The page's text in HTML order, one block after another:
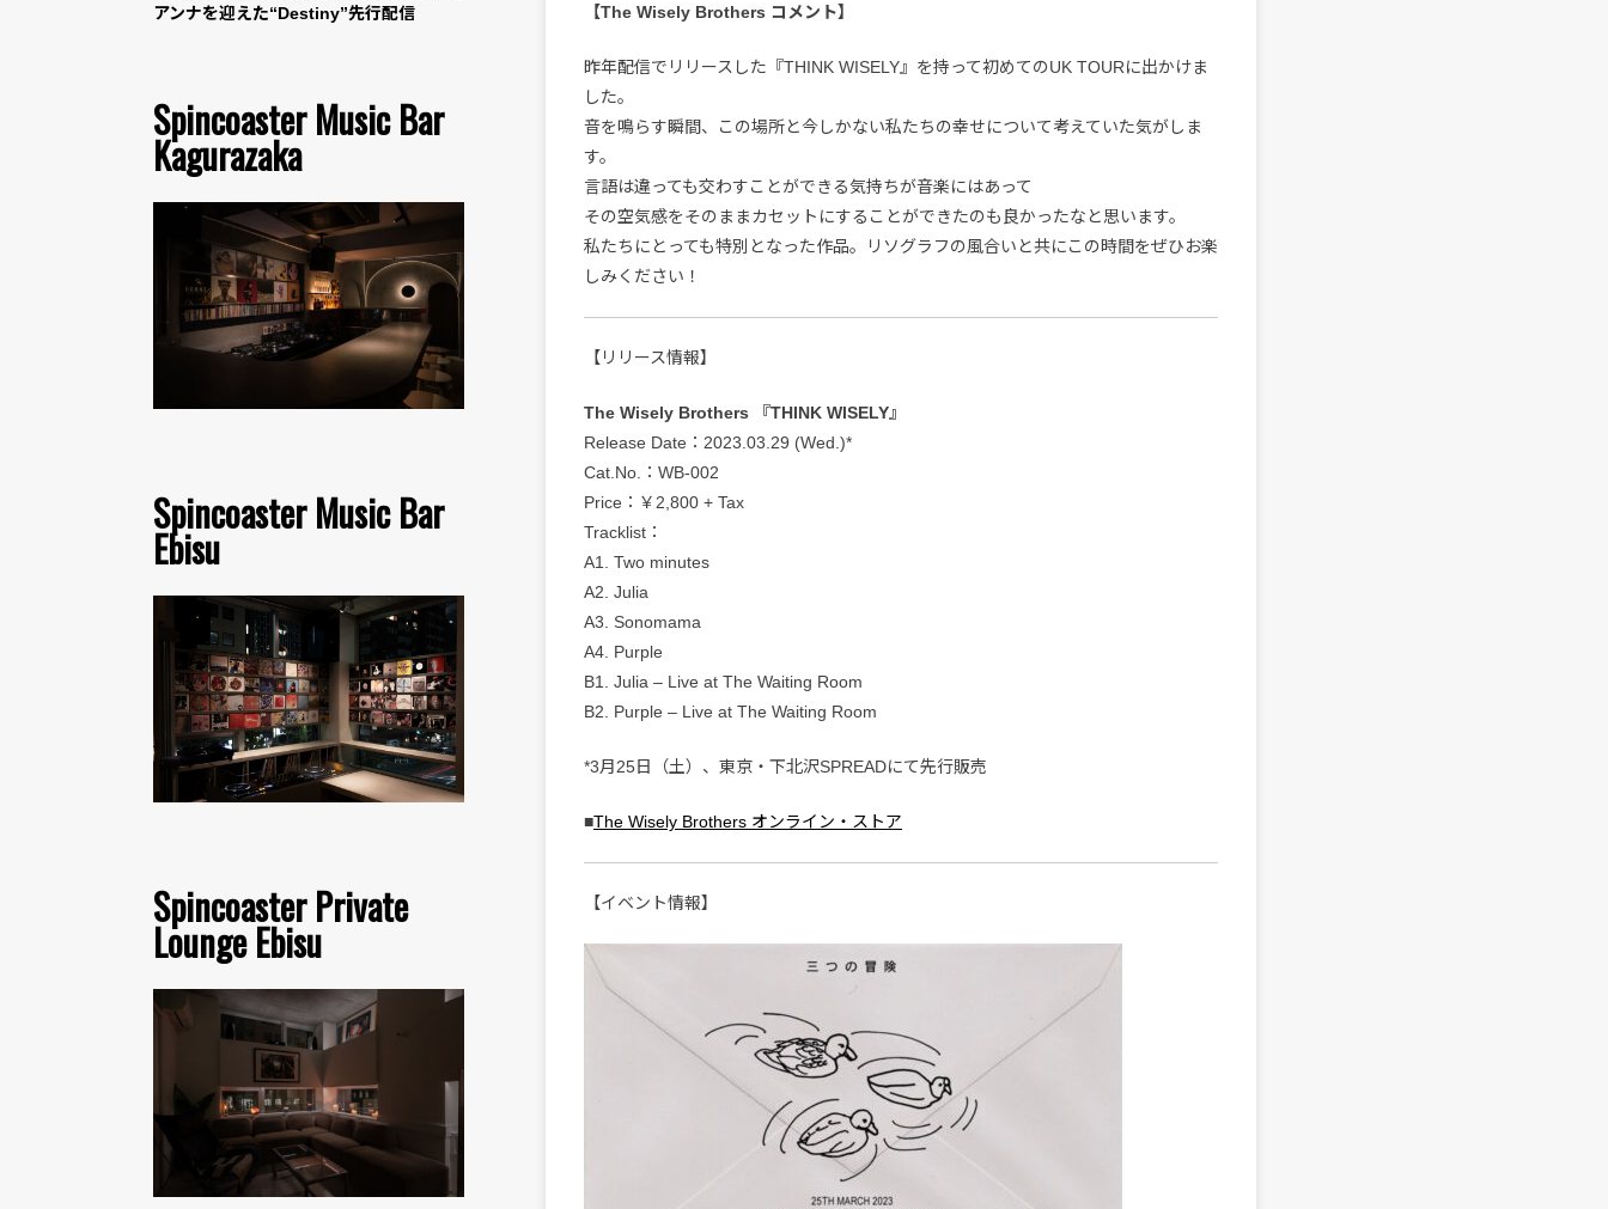
アンナを迎えた“Destiny”先行配信
Spincoaster Music Bar
Kagurazaka
Spincoaster Music Bar
Ebisu
Spincoaster Private
Lounge Ebisu
【The Wisely Brothers コメント】
昨年配信でリリースした『THINK WISELY』を持って初めてのUK TOURに出かけま
した。
音を鳴らす瞬間、この場所と今しかない私たちの幸せについて考えていた気がしま
す。
言語は違っても交わすことができる気持ちが音楽にはあって
その空気感をそのままカセットにすることができたのも良かったなと思います。
私たちにとっても特別となった作品。リソグラフの風合いと共にこの時間をぜひお楽
しみください！
【リリース情報】
The Wisely Brothers 『THINK WISELY』
Release Date：2023.03.29 (Wed.)*
Cat.No.：WB-002
Price：￥2,800 + Tax
Tracklist：
A1. Two minutes
A2. Julia
A3. Sonomama
A4. Purple
B1. Julia – Live at The Waiting Room
B2. Purple – Live at The Waiting Room
*3月25日（土）、東京・下北沢SPREADにて先行販売
■The Wisely Brothers オンライン・ストア
【イベント情報】